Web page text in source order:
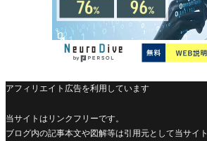
アフィリエイト広告を利用しています
当サイトはリンクフリーです。
ブログ内の記事本文や図解等は引用元として当サイ